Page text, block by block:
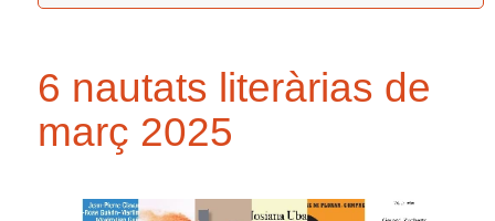
6 nautats literàrias de
març 2025